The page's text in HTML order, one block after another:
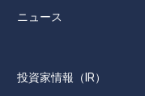
ニュース
投資家情報（IR）